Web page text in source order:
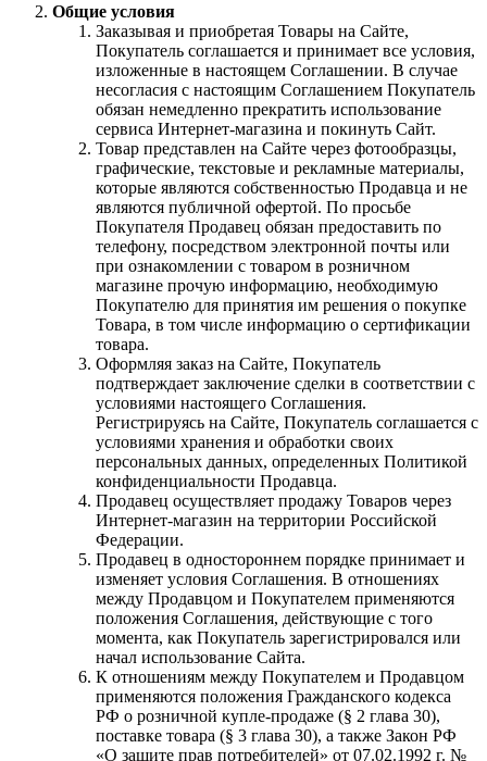
Общие условия
Заказывая и приобретая Товары на Сайте,
Покупатель соглашается и принимает все условия,
изложенные в настоящем Соглашении. В случае
несогласия с настоящим Соглашением Покупатель
обязан немедленно прекратить использование
сервиса Интернет-магазина и покинуть Сайт.
Товар представлен на Сайте через фотообразцы,
графические, текстовые и рекламные материалы,
которые являются собственностью Продавца и не
являются публичной офертой. По просьбе
Покупателя Продавец обязан предоставить по
телефону, посредством электронной почты или
при ознакомлении с товаром в розничном
магазине прочую информацию, необходимую
Покупателю для принятия им решения о покупке
Товара, в том числе информацию о сертификации
товара.
Оформляя заказ на Сайте, Покупатель
подтверждает заключение сделки в соответствии с
условиями настоящего Соглашения.
Регистрируясь на Сайте, Покупатель соглашается с
условиями хранения и обработки своих
персональных данных, определенных Политикой
конфиденциальности Продавца.
Продавец осуществляет продажу Товаров через
Интернет-магазин на территории Российской
Федерации.
Продавец в одностороннем порядке принимает и
изменяет условия Соглашения. В отношениях
между Продавцом и Покупателем применяются
положения Соглашения, действующие с того
момента, как Покупатель зарегистрировался или
начал использование Сайта.
К отношениям между Покупателем и Продавцом
применяются положения Гражданского кодекса
РФ о розничной купле-продаже (§ 2 глава 30),
поставке товара (§ 3 глава 30), а также Закон РФ
«О защите прав потребителей» от 07.02.1992 г. №